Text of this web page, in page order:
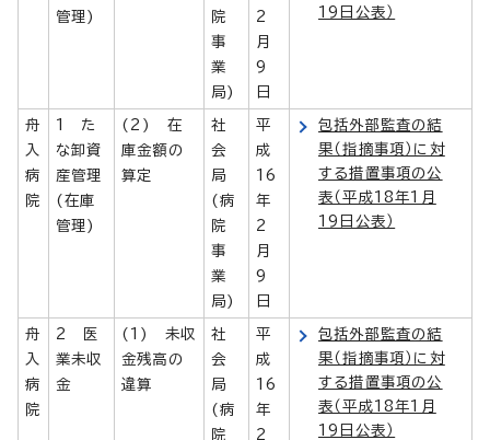
管理)
院
事
業
局)
2
月
9
日
19日公表）
舟
入
病
院
1 た
な卸資
産管理
(在庫
管理)
(2) 在
庫金額の
算定
社
会
局
(病
院
事
業
局)
平
成
16
年
2
月
9
日
包括外部監査の結
果（指摘事項）に対
する措置事項の公
表（平成18年1月
19日公表）
舟
入
病
院
2 医
業未収
金
(1) 未収
金残高の
違算
社
会
局
(病
院
平
成
16
年
2
包括外部監査の結
果（指摘事項）に対
する措置事項の公
表（平成18年1月
19日公表）